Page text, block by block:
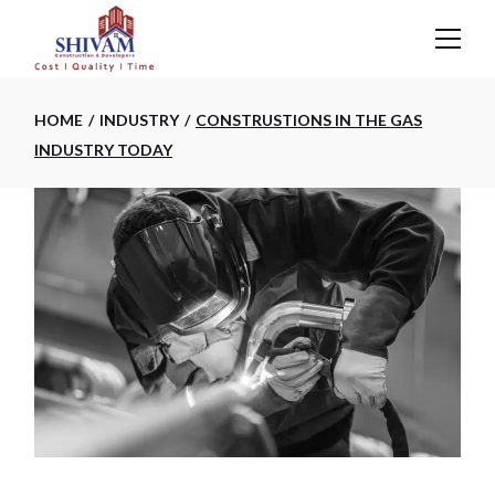
HOME INDUSTRY
CONSTRUSTIONS IN THE GAS
INDUSTRY TODAY